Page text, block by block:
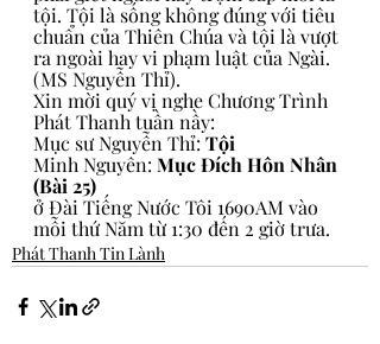
tội. Tội là sống không đúng với tiêu
chuẩn của Thiên Chúa và tội là vượt
ra ngoài hay vi phạm luật của Ngài.
(MS Nguyễn Thỉ).
Xin mời quý vị nghe Chương Trình
Phát Thanh tuần nầy:
Mục sư Nguyễn Thỉ: Tội
Minh Nguyên: Mục Đích Hôn Nhân
(Bài 25)
ở Đài Tiếng Nước Tôi 1690AM vào
mỗi thứ Năm từ 1:30 đến 2 giờ trưa.
Phát Thanh Tin Lành